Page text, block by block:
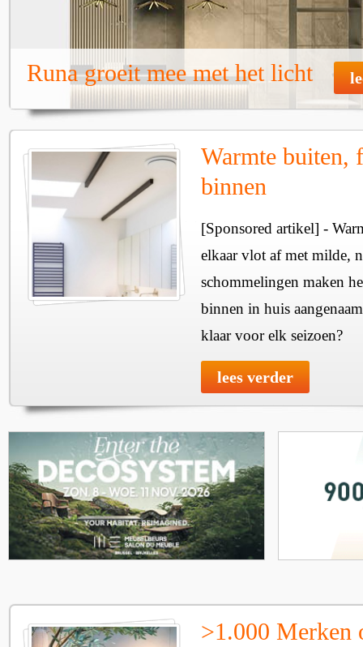
Runa groeit mee met het licht
Warmte buiten,
binnen
[Sponsored artikel] -
elkaar vlot af met milde,
schommelingen maken
binnen in huis
klaar voor elk seizoen?
lees verder
>1.000 Merken